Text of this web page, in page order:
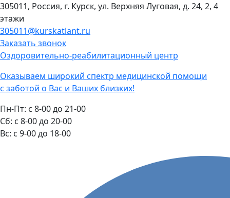
305011, Россия, г. Курск, ул. Верхняя Луговая, д. 24, 2, 4
этажи
305011@kurskatlant.ru
Заказать звонок
Оздоровительно-реабилитационный центр
Оказываем широкий спектр медицинской помощи
с заботой о Вас и Ваших близких!
Пн-Пт: с 8-00 до 21-00
Cб: с 8-00 до 20-00
Вс: с 9-00 до 18-00